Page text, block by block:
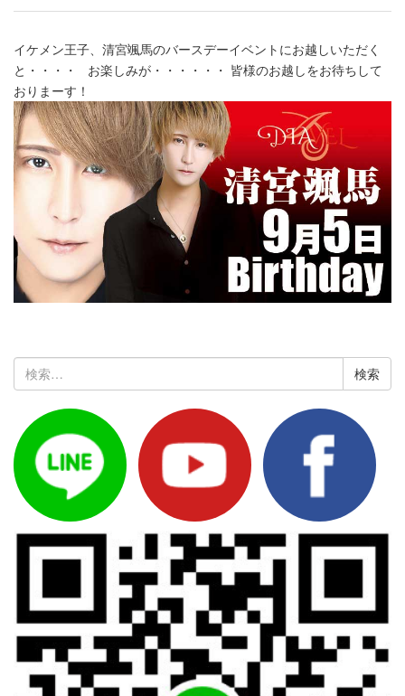
イケメン王子、清宮颯馬のバースデーイベントにお越しいただく
と・・・・ お楽しみが・・・・・・ 皆様のお越しをお待ちして
おりまーす！
索: